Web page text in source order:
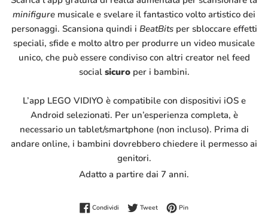
minifigure musicale e svelare il fantastico volto artistico dei
personaggi. Scansiona quindi i BeatBitsper sbloccare effetti
speciali, sfide e molto altro per produrre un video musicale
unico, che può essere condiviso con altri creator nel feed
social sicuroper i bambini.
L’app LEGO VIDIYO è compatibile con dispositivi iOS e
Android selezionati. Per un’esperienza completa, è
necessario un tablet/smartphone (non incluso). Prima di
andare online, i bambini dovrebbero chiedere il permesso ai
genitori.
Adatto a partire dai 7 anni.
Condividi Condividi su Facebook
TweetTwitta su Twitter
PinPinna su Pinterest